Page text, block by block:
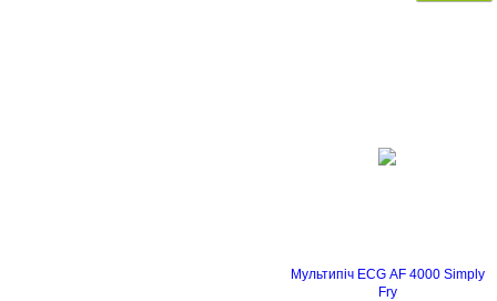
Мультипіч ECG AF 4000 Simply
Fry